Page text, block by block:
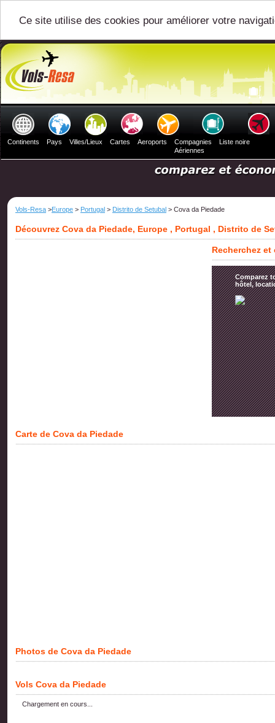
Ce site utilise des cookies pour améliorer votre
Continents Pays Villes/Lieux Cartes Aeroports
Compagnies
Aériennes
Liste noire
Vols-Resa >Europe > Portugal > Distrito de Setubal > Cova da Piedade
Découvrez Cova da Piedade, Europe , Portugal , Distrito de
Recherchez
Comparez
hôtel,
Carte de Cova da Piedade
Photos de Cova da Piedade
Vols Cova da Piedade
Chargement en cours...